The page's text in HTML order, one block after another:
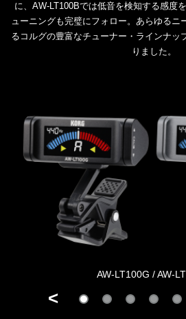
に、AW-LT100Bでは低音を検知する感度
ューニングも完璧にフォロー。あらゆるニ
るコルグの豊富なチューナー・ラインナッ
りました。
AW-LT100G / AW-
<